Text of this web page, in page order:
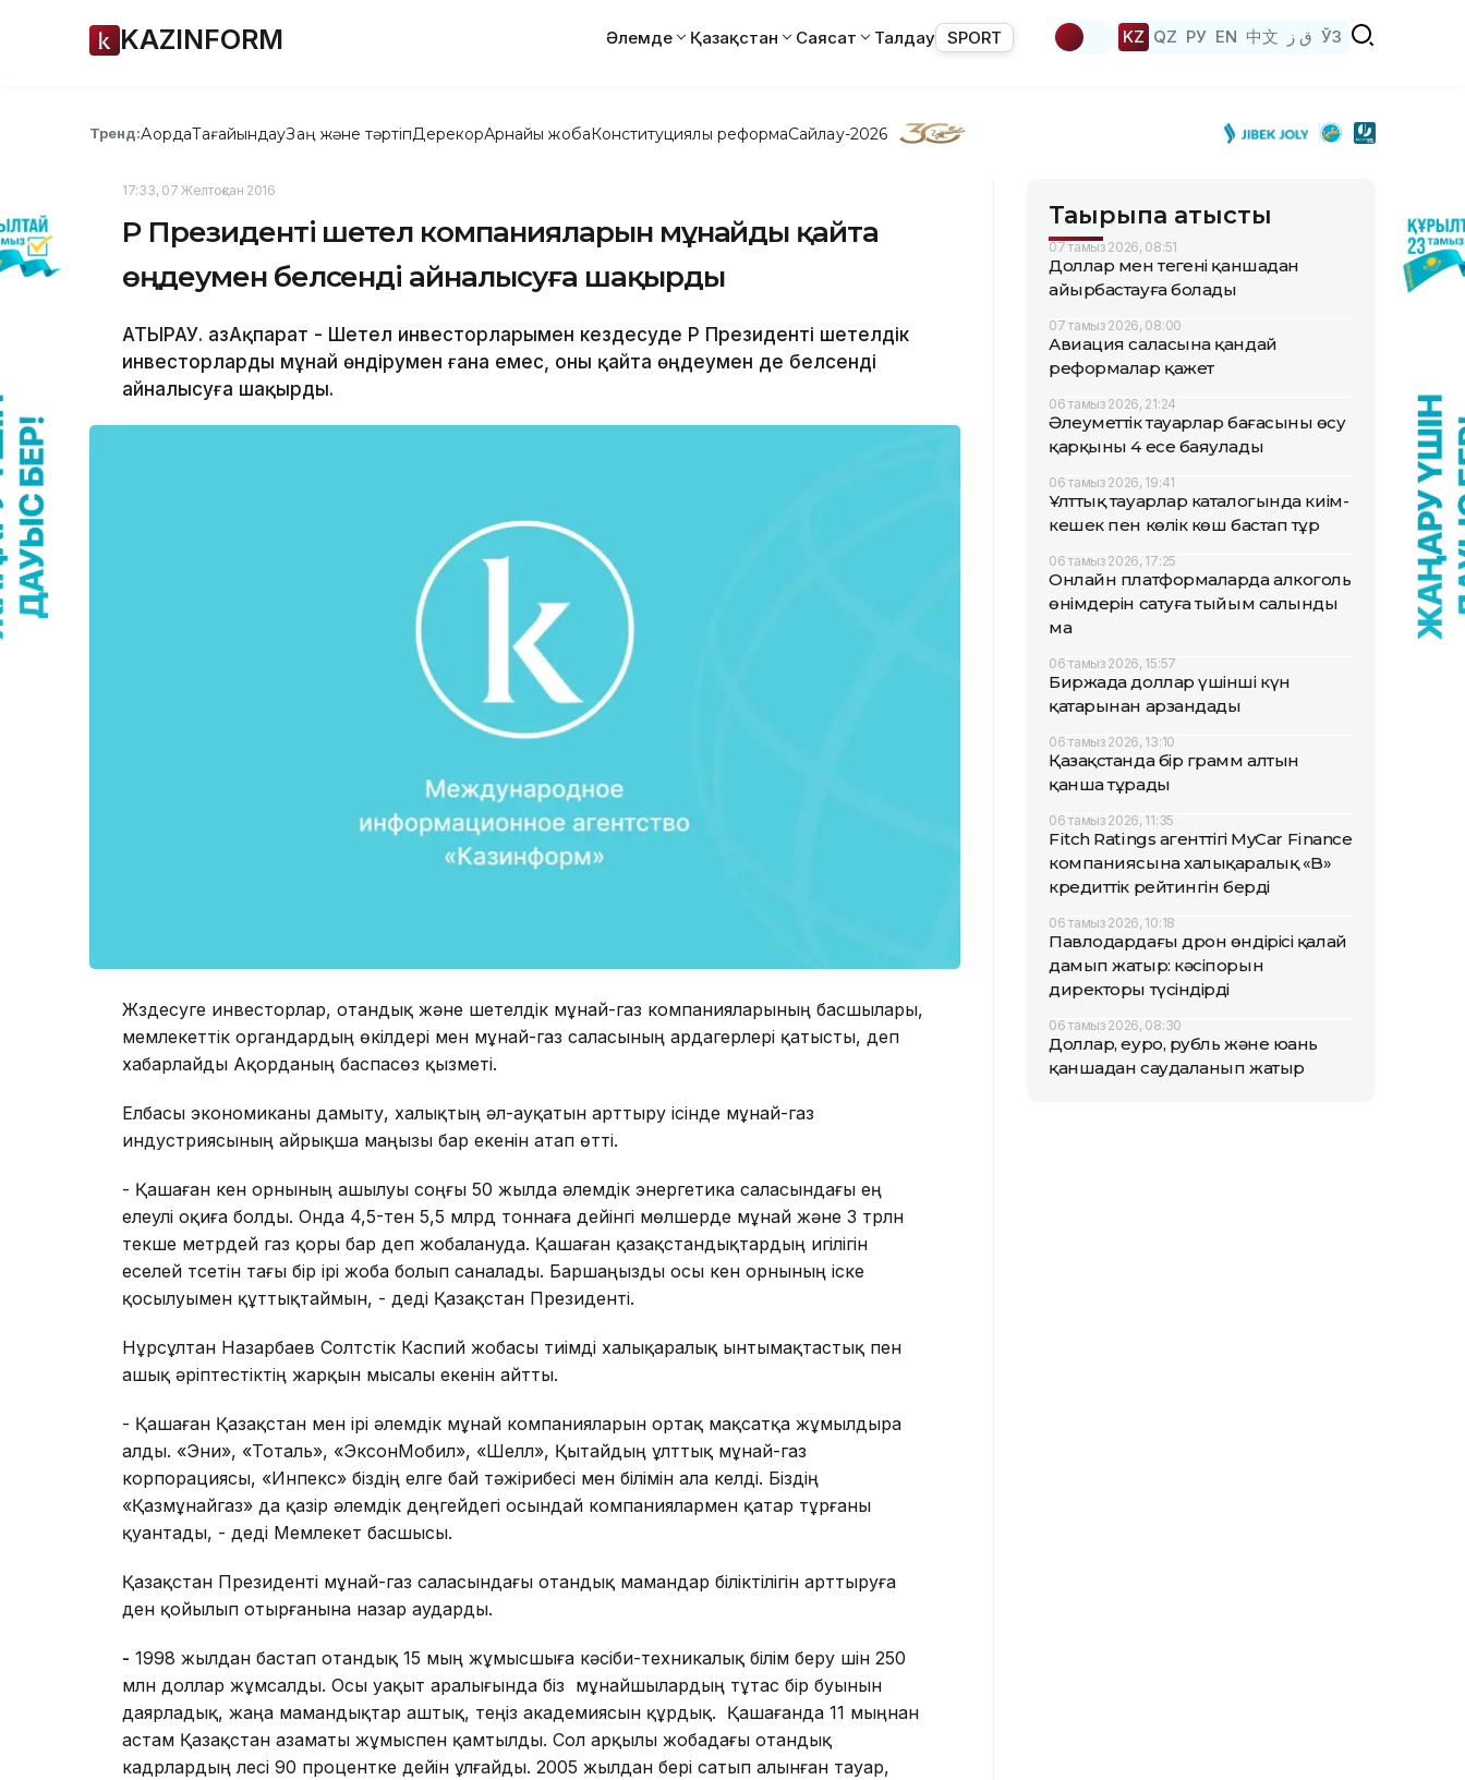
KAZINFORM Әлемде Қазақстан Саясат Талдау SPORT KZ QZ РУ EN 中文 ق ز ЎЗ
Тренд:АқордаТағайындауЗаң және тәртіпДерекқорАрнайы жобаКонституциялық реформаСайлау-2026
17:33, 07 Желтоқсан 2016
ҚР Президенті шетел компанияларын мұнайды қайта
өңдеумен белсенді айналысуға шақырды
АТЫРАУ. ҚазАқпарат - Шетел инвесторларымен кездесуде ҚР Президенті шетелдік
инвесторларды мұнай өндірумен ғана емес, оны қайта өңдеумен де белсенді
айналысуға шақырды.
Жүздесуге инвесторлар, отандық және шетелдік мұнай-газ компанияларының басшылары,
мемлекеттік органдардың өкілдері мен мұнай-газ саласының ардагерлері қатысты, деп
хабарлайды Ақорданың баспасөз қызметі.
Елбасы экономиканы дамыту, халықтың әл-ауқатын арттыру ісінде мұнай-газ
индустриясының айрықша маңызы бар екенін атап өтті.
- Қашаған кен орнының ашылуы соңғы 50 жылда әлемдік энергетика саласындағы ең
елеулі оқиға болды. Онда 4,5-тен 5,5 млрд тоннаға дейінгі мөлшерде мұнай және 3 трлн
текше метрдей газ қоры бар деп жобалануда. Қашаған қазақстандықтардың игілігін
еселей түсетін тағы бір ірі жоба болып саналады. Баршаңызды осы кен орнының іске
қосылуымен құттықтаймын, - деді Қазақстан Президенті.
Нұрсұлтан Назарбаев Солтүстік Каспий жобасы тиімді халықаралық ынтымақтастық пен
ашық әріптестіктің жарқын мысалы екенін айтты.
- Қашаған Қазақстан мен ірі әлемдік мұнай компанияларын ортақ мақсатқа жұмылдыра
алды. «Эни», «Тоталь», «ЭксонМобил», «Шелл», Қытайдың ұлттық мұнай-газ
корпорациясы, «Инпекс» біздің елге бай тәжірибесі мен білімін ала келді. Біздің
«Қазмұнайгаз» да қазір әлемдік деңгейдегі осындай компаниялармен қатар тұрғаны
қуантады, - деді Мемлекет басшысы.
Қазақстан Президенті мұнай-газ саласындағы отандық мамандар біліктілігін арттыруға
ден қойылып отырғанына назар аударды.
- 1998 жылдан бастап отандық 15 мың жұмысшыға кәсіби-техникалық білім беру үшін 250
млн доллар жұмсалды. Осы уақыт аралығында біз мұнайшылардың тұтас бір буынын
даярладық, жаңа мамандықтар аштық, теңіз академиясын құрдық. Қашағанда 11 мыңнан
астам Қазақстан азаматы жұмыспен қамтылды. Сол арқылы жобадағы отандық
кадрлардың үлесі 90 процентке дейін ұлғайды. 2005 жылдан бері сатып алынған тауар,
Тақырыпқа қатысты
07 тамыз 2026, 08:51
Доллар мен теңгені қаншадан
айырбастауға болады
07 тамыз 2026, 08:00
Авиация саласына қандай
реформалар қажет
06 тамыз 2026, 21:24
Әлеуметтік тауарлар бағасының өсу
қарқыны 4 есе баяулады
06 тамыз 2026, 19:41
Ұлттық тауарлар каталогында киім-
кешек пен көлік көш бастап тұр
06 тамыз 2026, 17:25
Онлайн платформаларда алкоголь
өнімдерін сатуға тыйым салынды
ма
06 тамыз 2026, 15:57
Биржада доллар үшінші күн
қатарынан арзандады
06 тамыз 2026, 13:10
Қазақстанда бір грамм алтын
қанша тұрады
06 тамыз 2026, 11:35
Fitch Ratings агенттігі MyCar Finance
компаниясына халықаралық «B»
кредиттік рейтингін берді
06 тамыз 2026, 10:18
Павлодардағы дрон өндірісі қалай
дамып жатыр: кәсіпорын
директоры түсіндірді
06 тамыз 2026, 08:30
Доллар, еуро, рубль және юань
қаншадан саудаланып жатыр